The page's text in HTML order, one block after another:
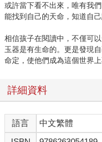
或許當下看不出來，唯有我
能找到自己的天命，知道自己
相信孩子在閱讀中，不僅可
玉器是有生命的。更是發現
命定，使他們成為這個世界上
詳細資料
語言 中文繁體